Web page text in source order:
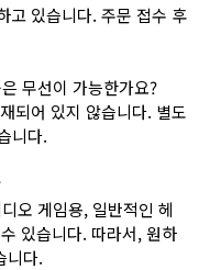
고 있습니다. 주문 접수 후
무선이 가능한가요?
되어 있지 않습니다. 별도
니다.
오 게임용, 일반적인 헤
있습니다. 따라서, 원하
니다.